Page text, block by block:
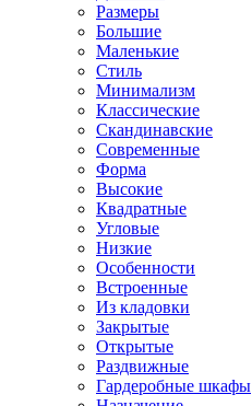
Размеры
Большие
Маленькие
Стиль
Минимализм
Классические
Скандинавские
Современные
Форма
Высокие
Квадратные
Угловые
Низкие
Особенности
Встроенные
Из кладовки
Закрытые
Открытые
Раздвижные
Гардеробные шкафы